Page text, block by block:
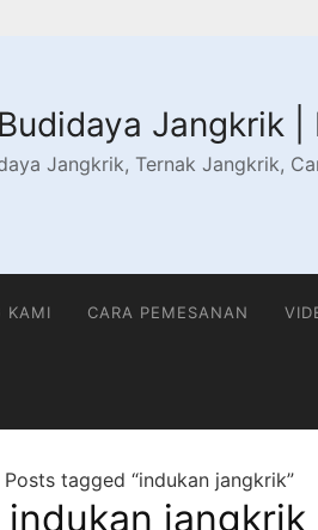
Budidaya Jangkrik
Jangkrik, Ternak Jangkrik,
KAMI CARA PEMESANAN
Posts tagged “indukan jangkrik”
indukan jangkrik